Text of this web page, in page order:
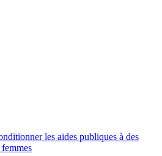
les aides publiques à des